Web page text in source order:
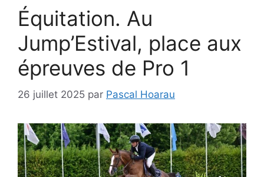
Équitation. Au
Jump’Estival, place aux
épreuves de Pro 1
26 juillet 2025 par Pascal Hoarau